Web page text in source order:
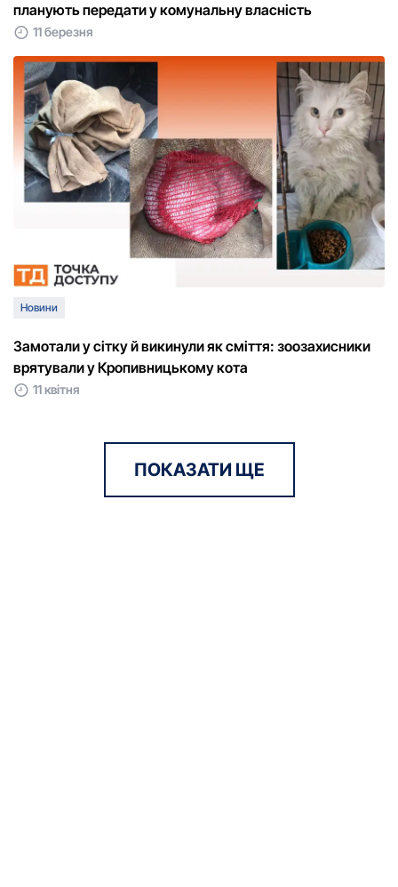
планують передати у комунальну власність
11 березня
Новини
Замотали у сітку й викинули як сміття: зоозахисники
врятували у Кропивницькому кота
11 квітня
ПОКАЗАТИ ЩЕ